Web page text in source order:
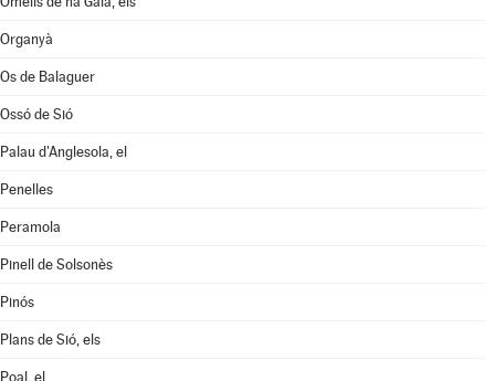
Organyà
Os de Balaguer
Ossó de Sió
Palau d'Anglesola, el
Penelles
Peramola
Pinell de Solsonès
Pinós
Plans de Sió, els
Poal, el